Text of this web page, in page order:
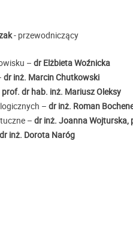
- przewodniczący
– dr Elżbieta Woźnicka
dr inż. Marcin Chutkowski
prof. dr hab. inż. Mariusz Oleksy
– dr inż. Roman
– dr inż. Joanna Wojturska,
dr inż. Dorota Naróg